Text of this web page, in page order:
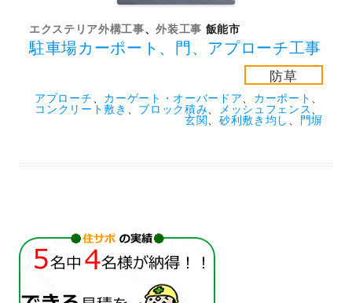
エクステリア外構工事、外装工事 飯能市
駐車場カーポート、門、アプローチ工事
防草
アプローチ カーゲート・オーバードア カーポート
コンクリート敷き
ブロック積み メッシュフェンス
玄関
砂利敷き均し 門塀